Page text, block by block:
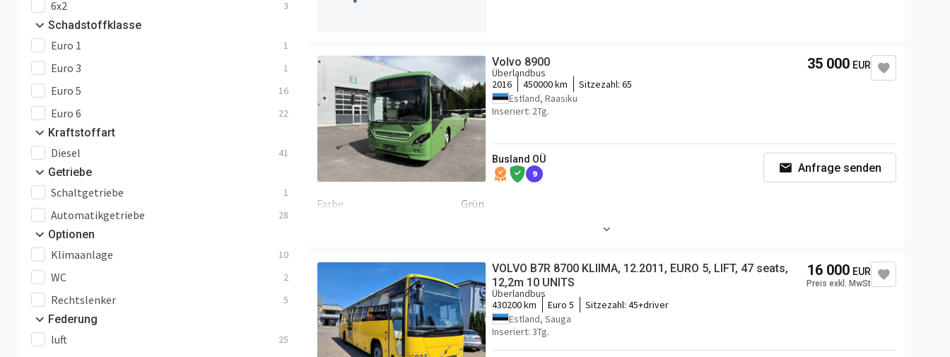
6x2 3
Schadstoffklasse
Euro 1 1
Euro 3 1
Euro 5 16
Euro 6 22
Kraftstoffart
Diesel 41
Getriebe
Schaltgetriebe 1
Automatikgetriebe 28
Optionen
Klimaanlage 10
WC 2
Rechtslenker 5
Federung
luft 25
Volvo 8900
Überlandbus
2016
450000 km Sitzezahl: 65
Estland, Raasiku
Inseriert: 2Tg.
35 000 EUR
Busland OÜ
9 Anfrage senden
Farbe Grün
337 P.S. Motor
Volvo
Getriebe
Automatikgetriebe Transmission
Fahrgestell/Federung
Federung luft
VOLVO B7R 8700 KLIIMA, 12.2011, EURO 5, LIFT, 47 seats,
12,2m 10 UNITS
Überlandbus
430200 km
Euro 5 Sitzezahl: 45+driver
Estland, Sauga
Inseriert: 3Tg.
16 000 EUR
Preis exkl. MwSt